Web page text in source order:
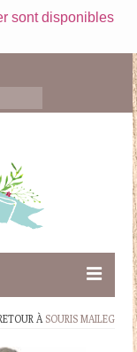
sont disponibles
À SOURIS MAILEG